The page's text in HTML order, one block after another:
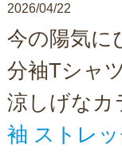
2026/04/22
今の陽気に
分袖Tシャ
涼しげなカ
袖 ストレ